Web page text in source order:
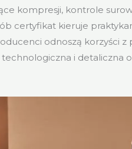
kompresji, kontrole
certyfikat kieruje
odnoszą korzyści z
i detaliczna